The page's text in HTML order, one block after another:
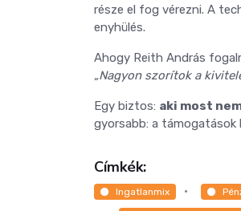
része el fog vérezni. A
enyhülés.
Ahogy Reith András
„Nagyon szorítok a
Egy biztos: aki most
gyorsabb: a támogatások
Címkék:
Ingatlanmix